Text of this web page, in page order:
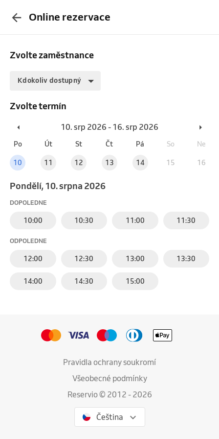
Online rezervace
Zvolte zaměstnance
Kdokoliv dostupný
Zvolte termín
10. srp 2026 - 16. srp 2026
Po Út St Čt Pá So Ne
10 11 12 13 14 15 16
pondělí, 10. srpna 2026
DOPOLEDNE
10:00 10:30 11:00 11:30
ODPOLEDNE
12:00 12:30 13:00 13:30
14:00 14:30 15:00
Pravidla ochrany soukromí
Všeobecné podmínky
Reservio © 2012 - 2026
Čeština